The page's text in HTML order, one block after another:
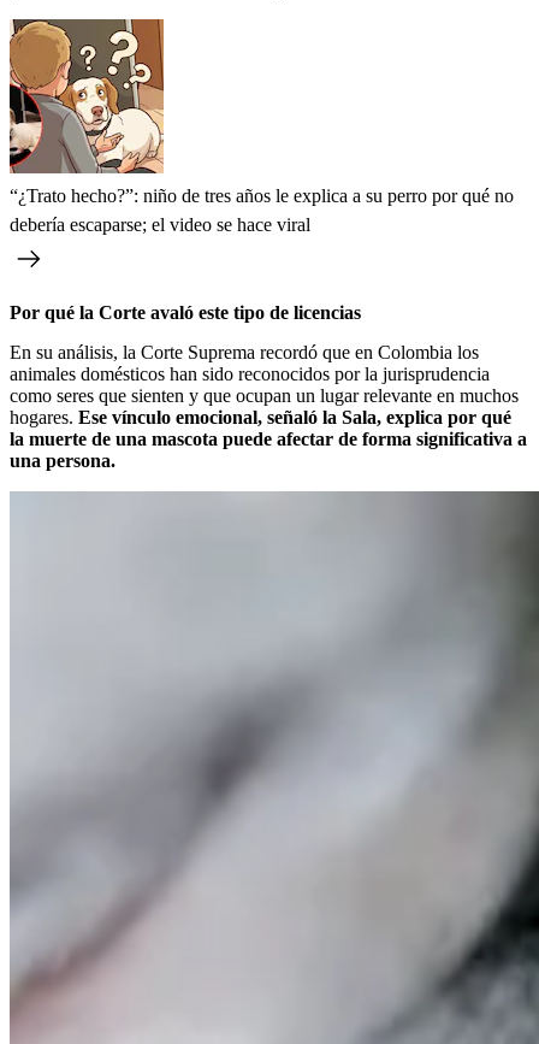
“¿Trato hecho?”: niño de tres años le explica a su perro por qué no
debería escaparse; el video se hace viral
Por qué la Corte avaló este tipo de licencias
En su análisis, la Corte Suprema recordó que en Colombia los
animales domésticos han sido reconocidos por la jurisprudencia
como seres que sienten y que ocupan un lugar relevante en muchos
hogares. Ese vínculo emocional, señaló la Sala, explica por qué
la muerte de una mascota puede afectar de forma significativa a
una persona.